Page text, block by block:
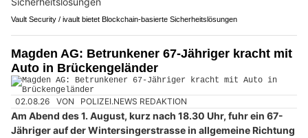
Vault Security / ivault bietet Blockchain-basierte Sicherheitslösungen
Magden AG: Betrunkener 67-Jähriger kracht mit
Auto in Brückengeländer
02.08.26 VON POLIZEI.NEWS REDAKTION
Am Abend des 1. August, kurz nach 18.30 Uhr, fuhr ein 67-
Jähriger auf der Wintersingerstrasse in allgemeine Richtung